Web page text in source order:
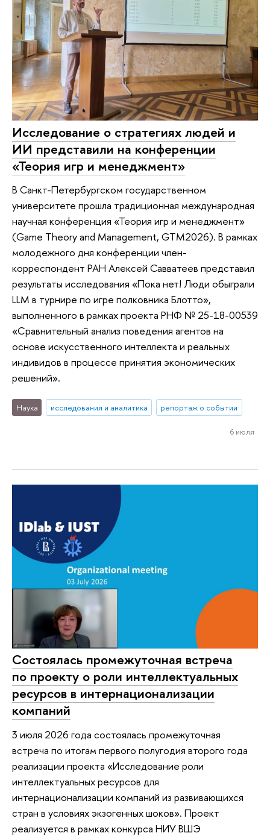
Исследование о стратегиях людей и
ИИ представили на конференции
«Теория игр и менеджмент»
В Санкт-Петербургском государственном
университете прошла традиционная международная
научная конференция «Теория игр и менеджмент»
(Game Theory and Management, GTM2026). В рамках
молодежного дня конференции член-
корреспондент РАН Алексей Савватеев представил
результаты исследования «Пока нет! Люди обыграли
LLM в турнире по игре полковника Блотто»,
выполненного в рамках проекта РНФ № 25-18-00539
«Сравнительный анализ поведения агентов на
основе искусственного интеллекта и реальных
индивидов в процессе принятия экономических
решений».
Наука исследования и аналитика репортаж о событии
6 июля
Состоялась промежуточная встреча
по проекту о роли интеллектуальных
ресурсов в интернационализации
компаний
3 июля 2026 года состоялась промежуточная
встреча по итогам первого полугодия второго года
реализации проекта «Исследование роли
интеллектуальных ресурсов для
интернационализации компаний из развивающихся
стран в условиях экзогенных шоков». Проект
реализуется в рамках конкурса НИУ ВШЭ